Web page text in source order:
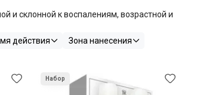
и склонной к воспалениям, возрастной и
действия Зона нанесения